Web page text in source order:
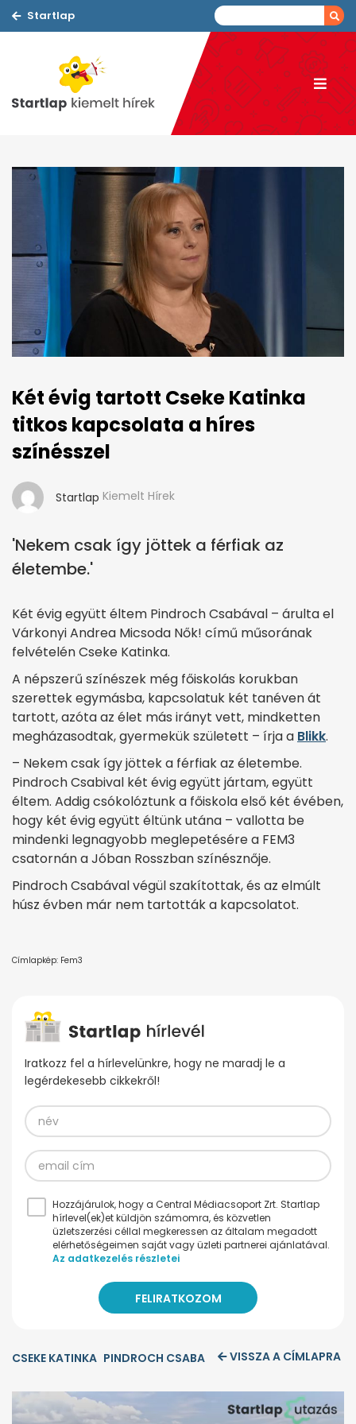
Startlap
Két évig tartott Cseke Katinka
titkos kapcsolata a híres
színésszel
Startlap Kiemelt Hírek
'Nekem csak így jöttek a férfiak az
életembe.'
Két évig együtt éltem Pindroch Csabával – árulta el
Várkonyi Andrea Micsoda Nők! című műsorának
felvételén Cseke Katinka.
A népszerű színészek még főiskolás korukban
szerettek egymásba, kapcsolatuk két tanéven át
tartott, azóta az élet más irányt vett, mindketten
megházasodtak, gyermekük született – írja a Blikk.
– Nekem csak így jöttek a férfiak az életembe.
Pindroch Csabival két évig együtt jártam, együtt
éltem. Addig csókolóztunk a főiskola első két évében,
hogy két évig együtt éltünk utána – vallotta be
mindenki legnagyobb meglepetésére a FEM3
csatornán a Jóban Rosszban színésznője.
Pindroch Csabával végül szakítottak, és az elmúlt
húsz évben már nem tartották a kapcsolatot.
Címlapkép: Fem3
Iratkozz fel a hírlevelünkre, hogy ne maradj le a
legérdekesebb cikkekről!
Hozzájárulok, hogy a Central Médiacsoport Zrt. Startlap
hírlevel(ek)et küldjön számomra, és közvetlen
üzletszerzési céllal megkeressen az általam megadott
elérhetőségeimen saját vagy üzleti partnerei ajánlatával.
Az adatkezelés részletei
CSEKE KATINKA PINDROCH CSABA VISSZA A CÍMLAPRA